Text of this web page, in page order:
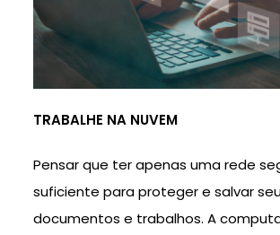
TRABALHE NA NUVEM
Pensar que ter apenas uma rede
suficiente para proteger e salvar
documentos e trabalhos. A